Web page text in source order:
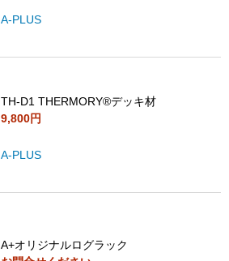
A-PLUS
TH-D1 THERMORY®︎デッキ材
9,800円
A-PLUS
A+オリジナルログラック